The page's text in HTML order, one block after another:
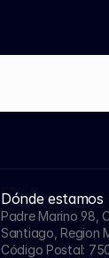
Dónde estamos
Padre Marino 98,
Santiago, Region
Código Postal: